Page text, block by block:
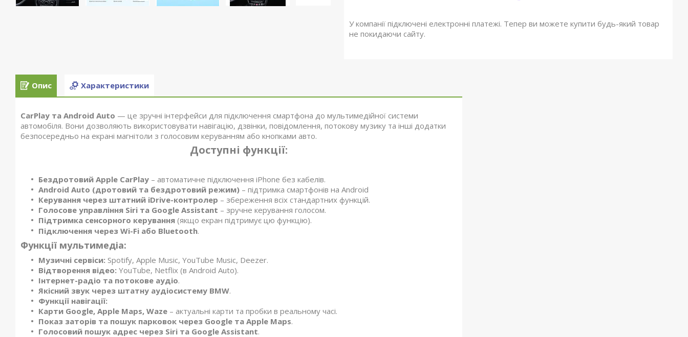
У компанії підключені електронні платежі. Тепер ви можете купити будь-який товар
не покидаючи сайту.
Опис Характеристики
CarPlay та Android Auto — це зручні інтерфейси для підключення смартфона до мультимедійної системи
автомобіля. Вони дозволяють використовувати навігацію, дзвінки, повідомлення, потокову музику та інші додатки
безпосередньо на екрані магнітоли з голосовим керуванням або кнопками авто.
Доступні функції:
Бездротовий Apple CarPlay – автоматичне підключення iPhone без кабелів.
Android Auto (дротовий та бездротовий режим) – підтримка смартфонів на Android
Керування через штатний iDrive-контролер – збереження всіх стандартних функцій.
Голосове управління Siri та Google Assistant – зручне керування голосом.
Підтримка сенсорного керування (якщо екран підтримує цю функцію).
Підключення через Wi-Fi або Bluetooth.
Функції мультимедіа:
Музичні сервіси: Spotify, Apple Music, YouTube Music, Deezer.
Відтворення відео: YouTube, Netflix (в Android Auto).
Інтернет-радіо та потокове аудіо.
Якісний звук через штатну аудіосистему BMW.
Функції навігації:
Карти Google, Apple Maps, Waze – актуальні карти та пробки в реальному часі.
Показ заторів та пошук парковок через Google та Apple Maps.
Голосовий пошук адрес через Siri та Google Assistant.